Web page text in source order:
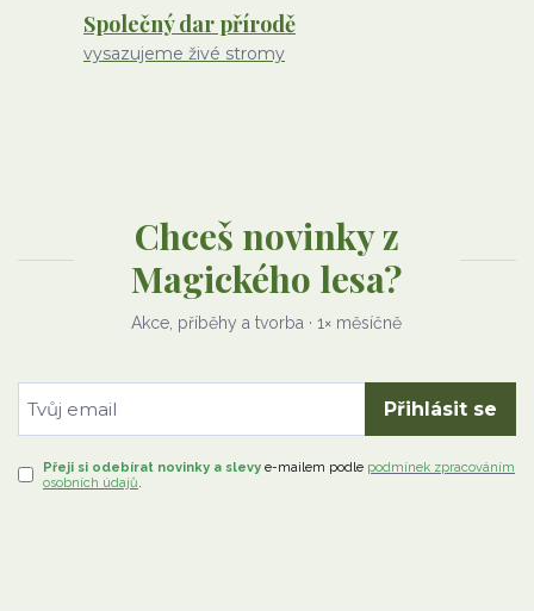
Společný dar přírodě
vysazujeme živé stromy
Chceš novinky z
Magického lesa?
Akce, příběhy a tvorba · 1× měsíčně
Přihlásit se
Přeji si odebírat novinky a slevy e-mailem podle podmínek zpracováním
osobních údajů.